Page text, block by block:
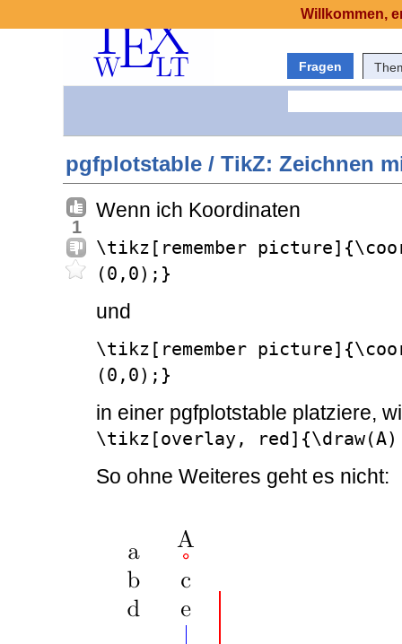
Fragen
pgfplotstable / TikZ: Zeichnen
1
Wenn ich Koordinaten
\tikz[remember
(0,0);}
und
\tikz[remember
(0,0);}
in einer pgfplotstable platziere,
\tikz[overlay,
So ohne Weiteres geht es nicht:
Willkommen,